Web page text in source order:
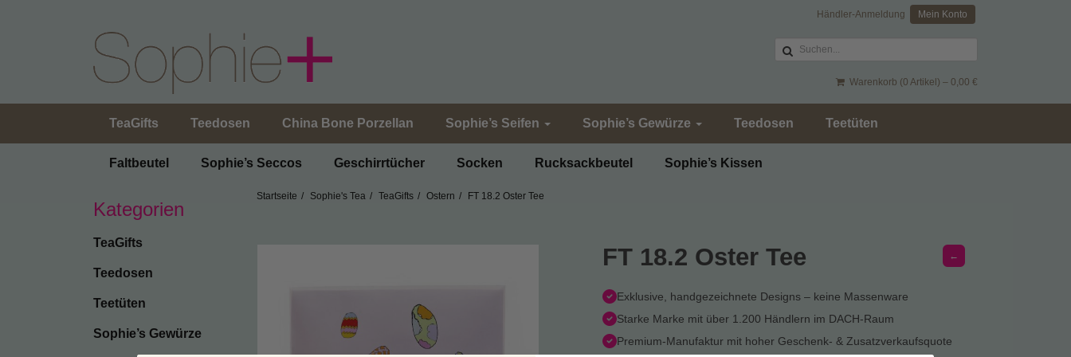
Mein Konto
Händler-Anmeldung
Warenkorb (0 Artikel) – 0,00 €
TeaGifts Teedosen China Bone Porzellan Sophie’s Seifen Sophie’s Gewürze Teedosen Teetüten
Faltbeutel Sophie’s Seccos Geschirrtücher Socken Rucksackbeutel Sophie’s Kissen
Kategorien
TeaGifts
Teedosen
Teetüten
Sophie’s Gewürze
Startseite Sophie's Tea TeaGifts Ostern FT 18.2 Oster Tee
←
FT 18.2 Oster Tee
Exklusive, handgezeichnete Designs – keine Massenware
Starke Marke mit über 1.200 Händlern im DACH-Raum
Premium-Manufaktur mit hoher Geschenk- & Zusatzverkaufsquote